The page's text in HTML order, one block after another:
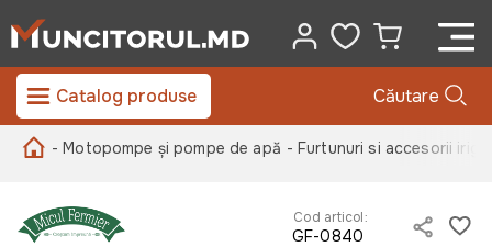
Catalog produse Căutare
- Motopompe și pompe de apă - Furtunuri si accesorii
Cod articol:
GF-0840